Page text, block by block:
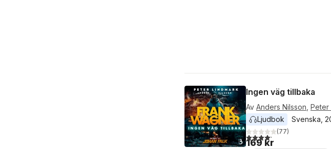
Ingen väg tillbaka
Av Anders Nilsson Peter
Ljudbok
Svenska
4,2utav 5 stjärnor. Totalt
(77)
169 kr